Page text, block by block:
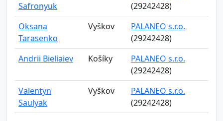
Safronyuk
(29242428)
Oksana
Tarasenko
Vyškov
PALANEO s.r.o.
(29242428)
Andrii Bieliaiev
Košíky
PALANEO s.r.o.
(29242428)
Valentyn
Saulyak
Vyškov
PALANEO s.r.o.
(29242428)